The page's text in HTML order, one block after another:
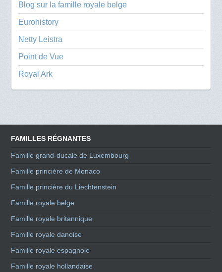
Blog sur la famille royale belge
Eurohistory
Netty Leistra
Point de Vue
Royal Ark
FAMILLES RÉGNANTES
Famille grand-ducale de Luxembourg
Famille princière de Monaco
Famille princière du Liechtenstein
Famille royale belge
Famille royale britannique
Famille royale danoise
Famille royale espagnole
Famille royale hollandaise